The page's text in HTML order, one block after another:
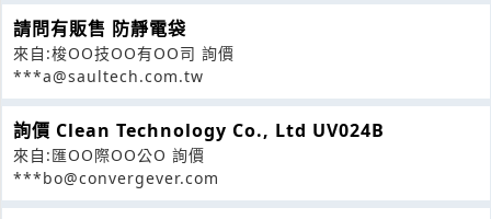
請問有販售 防靜電袋
來自:梭OO技OO有OO司 詢價
***a@saultech.com.tw
詢價 Clean Technology Co., Ltd UV024B
來自:匯OO際OO公O 詢價
***bo@convergever.com